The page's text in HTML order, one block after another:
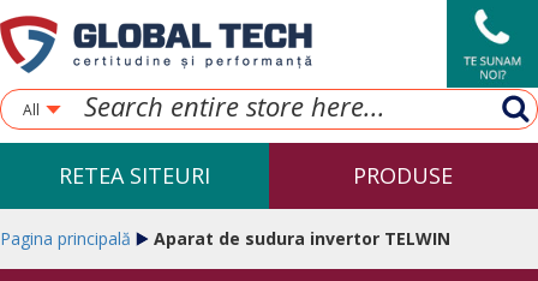
All
RETEA SITEURI PRODUSE
Pagina principală Aparat de sudura invertor TELWIN